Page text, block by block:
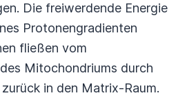
Die freiwerdende Energie
Protonengradienten
fließen vom
Mitochondriums durch
in den Matrix-Raum.